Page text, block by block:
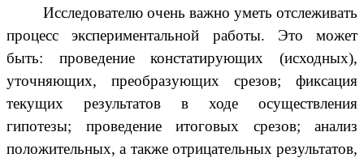
Исследователю очень важно уметь отслеживать
процесс экспериментальной работы. Это может
быть: проведение констатирующих (исходных),
уточняющих, преобразующих срезов; фиксация
текущих результатов в ходе осуществления
гипотезы; проведение итоговых срезов; анализ
положительных, а также отрицательных результатов,